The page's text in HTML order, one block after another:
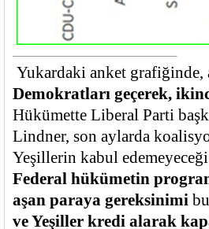
Yukardaki anket grafiğinde,
Demokratları geçerek,
Hükümette Liberal Parti
Lindner, son aylarda
Yeşillerin kabul
Federal hükümetin
aşan paraya gereksinimi
ve Yeşiller kredi alarak